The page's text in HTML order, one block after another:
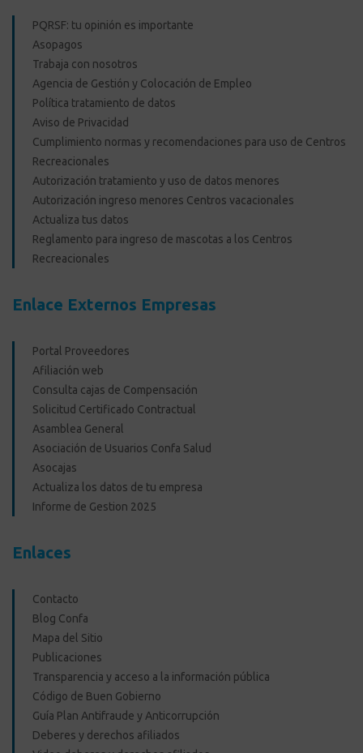
PQRSF: tu opinión es importante
Asopagos
Trabaja con nosotros
Agencia de Gestión y Colocación de Empleo
Política tratamiento de datos
Aviso de Privacidad
Cumplimiento normas y recomendaciones para uso de Centros
Recreacionales
Autorización tratamiento y uso de datos menores
Autorización ingreso menores Centros vacacionales
Actualiza tus datos
Reglamento para ingreso de mascotas a los Centros
Recreacionales
Enlace Externos Empresas
Portal Proveedores
Afiliación web
Consulta cajas de Compensación
Solicitud Certificado Contractual
Asamblea General
Asociación de Usuarios Confa Salud
Asocajas
Actualiza los datos de tu empresa
Informe de Gestion 2025
Enlaces
Contacto
Blog Confa
Mapa del Sitio
Publicaciones
Transparencia y acceso a la información pública
Código de Buen Gobierno
Guía Plan Antifraude y Anticorrupción
Deberes y derechos afiliados